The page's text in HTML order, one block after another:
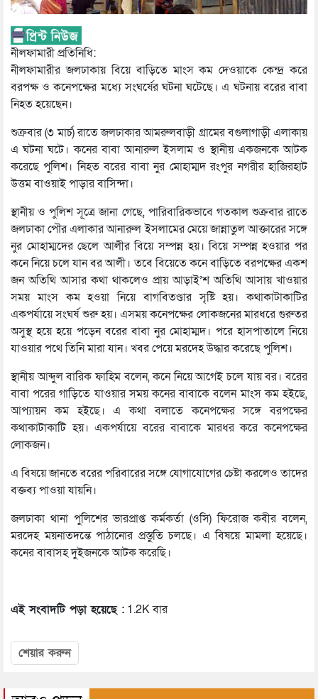
নীলফামারী প্রতিনিধি:
নীলফামারীর জলঢাকায় বিয়ে বাড়িতে মাংস কম দেওয়াকে কেন্দ্র করে
বরপক্ষ ও কনেপক্ষের মধ্যে সংঘর্ষের ঘটনা ঘটেছে। এ ঘটনায় বরের বাবা
নিহত হয়েছেন।
শুক্রবার (৩ মার্চ) রাতে জলঢাকার আমরুলবাড়ী গ্রামের বগুলাগাড়ী এলাকায়
এ ঘটনা ঘটে। কনের বাবা আনারুল ইসলাম ও স্থানীয় একজনকে আটক
করেছে পুলিশ। নিহত বরের বাবা নুর মোহাম্মদ রংপুর নগরীর হাজিরহাট
উত্তম বাওয়াই পাড়ার বাসিন্দা।
স্থানীয় ও পুলিশ সূত্রে জানা গেছে, পারিবারিকভাবে গতকাল শুক্রবার রাতে
জলঢাকা পৌর এলাকার আনারুল ইসলামের মেয়ে জান্নাতুল আক্তারের সঙ্গে
নুর মোহাম্মদের ছেলে আলীর বিয়ে সম্পন্ন হয়। বিয়ে সম্পন্ন হওয়ার পর
কনে নিয়ে চলে যান বর আলী। তবে বিয়েতে কনে বাড়িতে বরপক্ষের একশ
জন অতিথি আসার কথা থাকলেও প্রায় আড়াই’শ অতিথি আসায় খাওয়ার
সময় মাংস কম হওয়া নিয়ে বাগবিতণ্ডার সৃষ্টি হয়। কথাকাটাকাটির
একপর্যায়ে সংঘর্ষ শুরু হয়। এসময় কনেপক্ষের লোকজনের মারধরে গুরুতর
অসুস্থ হয়ে হয়ে পড়েন বরের বাবা নুর মোহাম্মদ। পরে হাসপাতালে নিয়ে
যাওয়ার পথে তিনি মারা যান। খবর পেয়ে মরদেহ উদ্ধার করেছে পুলিশ।
স্থানীয় আব্দুল বারিক ফাহিম বলেন, কনে নিয়ে আগেই চলে যায় বর। বরের
বাবা পরের গাড়িতে যাওয়ার সময় কনের বাবাকে বলেন মাংস কম হইছে,
আপ্যায়ন কম হইছে। এ কথা বলাতে কনেপক্ষের সঙ্গে বরপক্ষের
কথাকাটাকাটি হয়। একপর্যায়ে বরের বাবাকে মারধর করে কনেপক্ষের
লোকজন।
এ বিষয়ে জানতে বরের পরিবারের সঙ্গে যোগাযোগের চেষ্টা করলেও তাদের
বক্তব্য পাওয়া যায়নি।
জলঢাকা থানা পুলিশের ভারপ্রাপ্ত কর্মকর্তা (ওসি) ফিরোজ কবীর বলেন,
মরদেহ ময়নাতদন্তে পাঠানোর প্রস্তুতি চলছে। এ বিষয়ে মামলা হয়েছে।
কনের বাবাসহ দুইজনকে আটক করেছি।
এই সংবাদটি পড়া হয়েছে : 1.2K বার
শেয়ার করুন